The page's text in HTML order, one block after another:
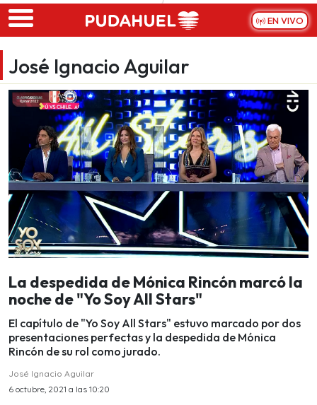
Skip to main content
EN VIVO
José Ignacio Aguilar
La despedida de Mónica Rincón marcó la
noche de "Yo Soy All Stars"
El capítulo de "Yo Soy All Stars" estuvo marcado por dos
presentaciones perfectas y la despedida de Mónica
Rincón de su rol como jurado.
José Ignacio Aguilar
6 octubre, 2021 a las 10:20